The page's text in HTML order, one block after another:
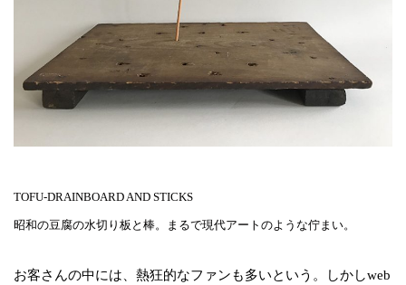
TOFU-DRAINBOARD AND STICKS
昭和の豆腐の水切り板と棒。まるで現代アートのような佇まい。
お客さんの中には、熱狂的なファンも多いという。しかしweb